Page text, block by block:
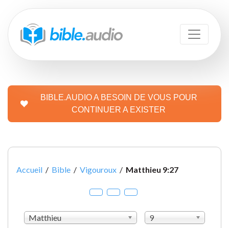
BIBLE.AUDIO A BESOIN DE VOUS POUR
CONTINUER A EXISTER
Accueil / Bible / Vigouroux / Matthieu 9:27
Matthieu
9